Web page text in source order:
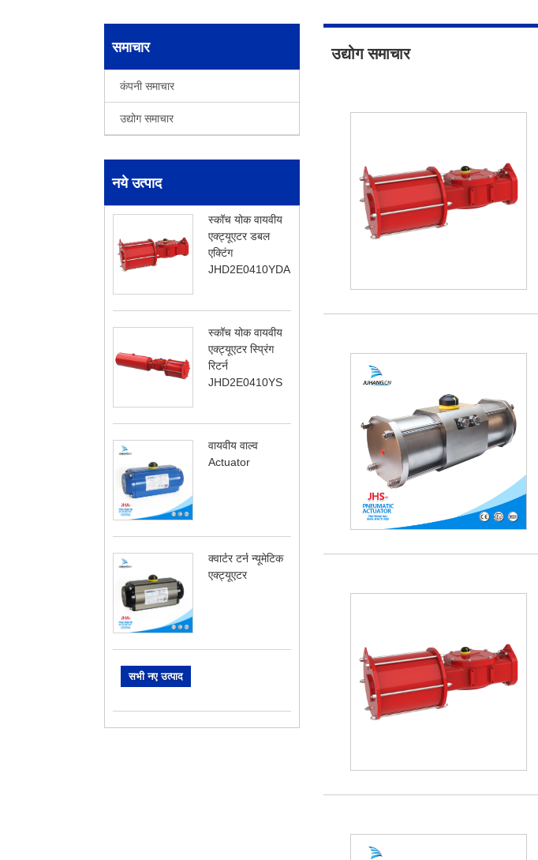
समाचार
कंपनी समाचार
उद्योग समाचार
नये उत्पाद
स्कॉच योक वायवीय
एक्ट्यूएटर डबल
एक्टिंग
JHD2E0410YDA
स्कॉच योक वायवीय
एक्ट्यूएटर स्प्रिंग
रिटर्न
JHD2E0410YS
वायवीय वाल्व
Actuator
क्वार्टर टर्न न्यूमेटिक
एक्ट्यूएटर
सभी नए उत्पाद
उद्योग समाचार